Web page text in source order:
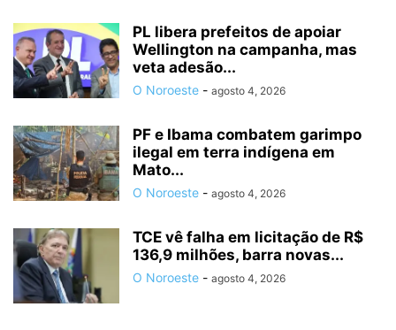
PL libera prefeitos de apoiar
Wellington na campanha, mas
veta adesão...
O Noroeste - agosto 4, 2026
PF e Ibama combatem garimpo
ilegal em terra indígena em
Mato...
O Noroeste - agosto 4, 2026
TCE vê falha em licitação de R$
136,9 milhões, barra novas...
O Noroeste - agosto 4, 2026